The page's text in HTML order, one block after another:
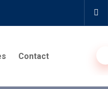
Contact